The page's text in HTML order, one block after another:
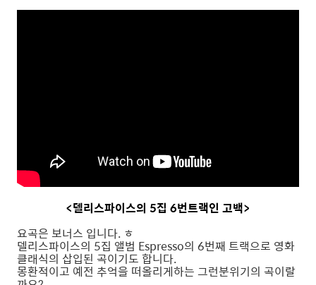
<델리스파이스의 5집 6번트랙인 고백>
요곡은 보너스 입니다. ㅎ
델리스파이스의 5집 앨범 Espresso의 6번째 트랙으로 영화
클래식의 삽입된 곡이기도 합니다.
몽환적이고 예전 추억을 떠올리게하는 그런분위기의 곡이랄